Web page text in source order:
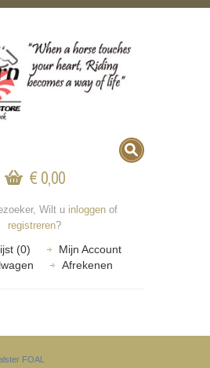
€ 0,00
Wilt u inloggenof
registreren?
(0)
Mijn Account
Afrekenen
FOAL